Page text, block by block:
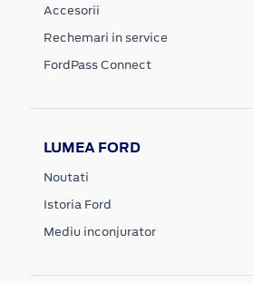
Accesorii
Rechemari in service
FordPass Connect
LUMEA FORD
Noutati
Istoria Ford
Mediu inconjurator